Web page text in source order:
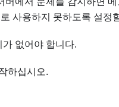
사용하지 못하도록 설정
없어야 합니다.
하십시오.